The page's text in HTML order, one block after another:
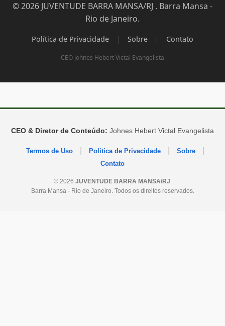
© 2026 JUVENTUDE BARRA MANSA/RJ . Barra Mansa -
Rio de Janeiro.
Política de Privacidade | Sobre | Contato
CEO Johnes Hebert Victal Evangelista
CEO & Diretor de Conteúdo: Johnes Hebert Victal Evangelista
Termos de Uso Política de Privacidade Sobre
Contato
© 2026 JUVENTUDE BARRA MANSA/RJ.
Barra Mansa - Rio de Janeiro. Todos os direitos reservados.